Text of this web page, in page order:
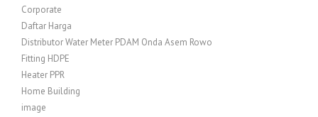
Corporate
Daftar Harga
Distributor Water Meter PDAM Onda Asem Rowo
Fitting HDPE
Heater PPR
Home Building
image